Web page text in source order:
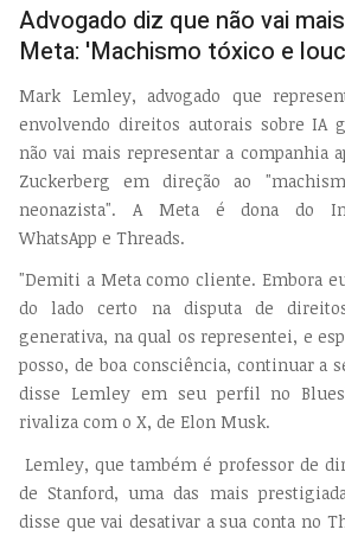
Advogado diz que não vai
Meta: 'Machismo tóxico e
Mark Lemley, advogado que
envolvendo direitos autorais sobre IA
não vai mais representar a companhia
Zuckerberg em direção ao
neonazista". A Meta é dona do
WhatsApp e Threads.
"Demiti a Meta como cliente. Embora
do lado certo na disputa de
generativa, na qual os representei, e
posso, de boa consciência, continuar a
disse Lemley em seu perfil no
rivaliza com o X, de Elon Musk.
Lemley, que também é professor de
de Stanford, uma das mais
disse que vai desativar a sua conta no